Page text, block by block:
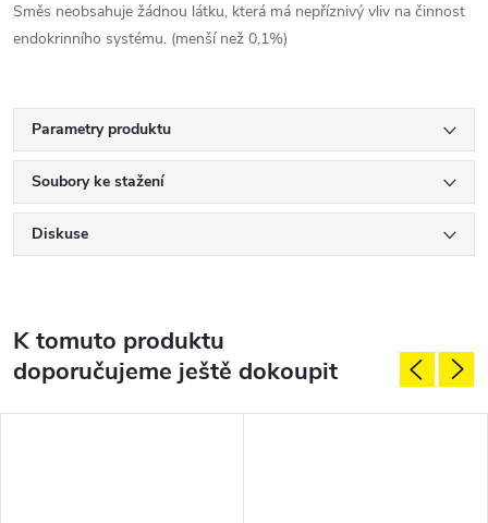
Směs neobsahuje žádnou látku, která má nepříznivý vliv na činnost
endokrinního systému. (menší než 0,1%)
Parametry produktu
Soubory ke stažení
Diskuse
K tomuto produktu
doporučujeme ještě dokoupit